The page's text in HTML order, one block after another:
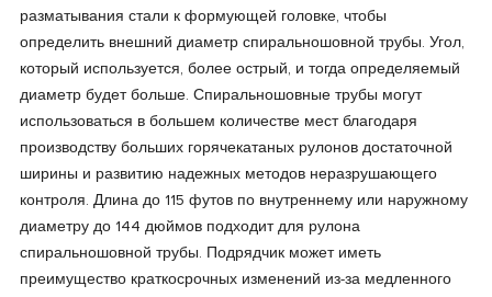
разматывания стали к формующей головке, чтобы
определить внешний диаметр спиральношовной трубы. Угол,
который используется, более острый, и тогда определяемый
диаметр будет больше. Спиральношовные трубы могут
использоваться в большем количестве мест благодаря
производству больших горячекатаных рулонов достаточной
ширины и развитию надежных методов неразрушающего
контроля. Длина до 115 футов по внутреннему или наружному
диаметру до 144 дюймов подходит для рулона
спиральношовной трубы. Подрядчик может иметь
преимущество краткосрочных изменений из-за медленного